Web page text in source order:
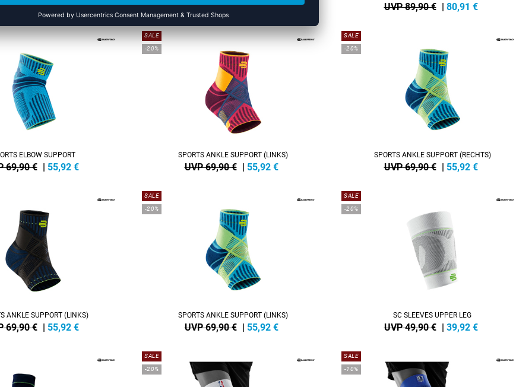
€ |103,92 € UVP 39,90 € |31,92 € UVP 89,90 € | 80,91 €
ELBOW SUPPORT
69,90 € | 55,92 €
SALE
-20%
SPORTS ANKLE SUPPORT (LINKS)
UVP 69,90 € | 55,92 €
SALE
-20%
SPORTS ANKLE SUPPORT (RECHTS)
UVP 69,90 € | 55,92 €
ANKLE SUPPORT (LINKS)
69,90 € | 55,92 €
SALE
-20%
SPORTS ANKLE SUPPORT (LINKS)
UVP 69,90 € | 55,92 €
SALE
-20%
SC SLEEVES UPPER LEG
UVP 49,90 € | 39,92 €
SALE
-20%
SALE
-10%